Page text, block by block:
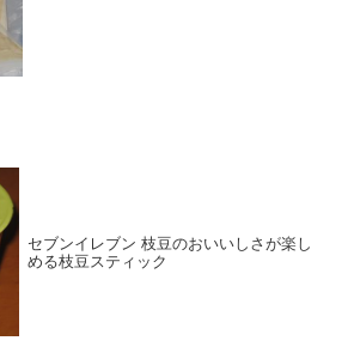
セブンイレブン 枝豆のおいいしさが楽し
める枝豆スティック